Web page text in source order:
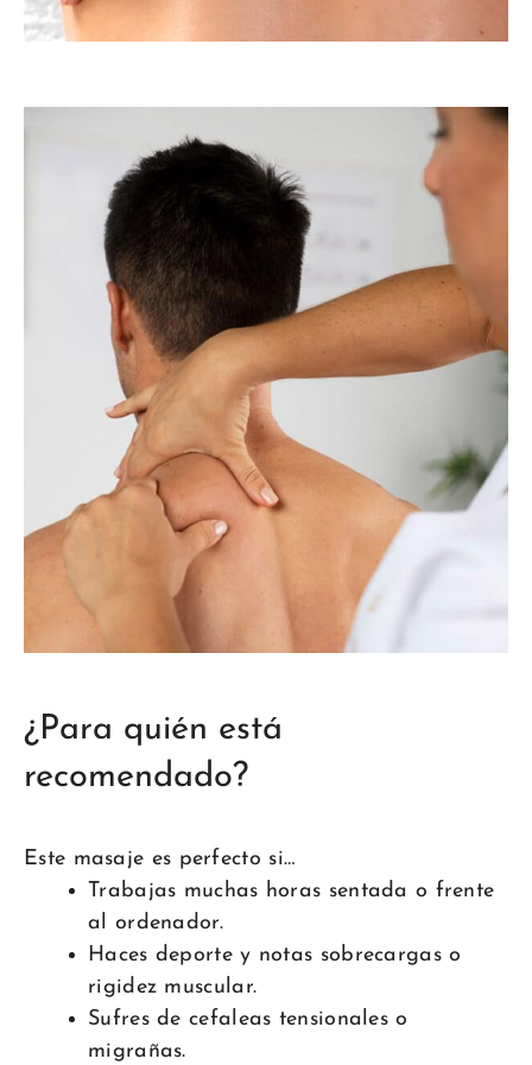
¿Para quién está
recomendado?
Este masaje es perfecto si…
Trabajas muchas horas sentada o frente
al ordenador.
Haces deporte y notas sobrecargas o
rigidez muscular.
Sufres de cefaleas tensionales o
migrañas.